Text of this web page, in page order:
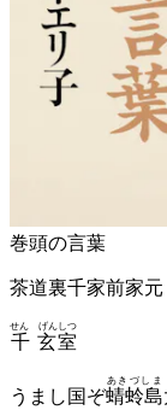
巻頭の言葉
茶道裏千家前家元
千 玄室
せん げんしつ
うまし国ぞ蜻蛉島
あきづしま